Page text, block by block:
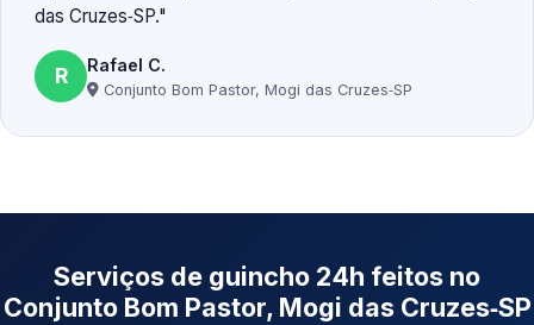
das Cruzes‑SP.
R Rafael C.
Conjunto Bom Pastor, Mogi das Cruzes‑SP
Serviços de guincho 24h feitos no
Conjunto Bom Pastor, Mogi das Cruzes‑SP